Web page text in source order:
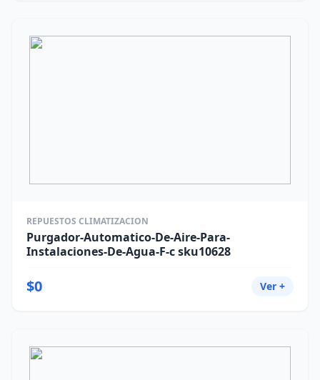
REPUESTOS CLIMATIZACION
Purgador-Automatico-De-Aire-Para-
Instalaciones-De-Agua-F-c sku10628
$0 Ver +